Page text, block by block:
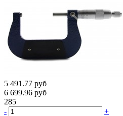
5 491.77 руб
6 699.96 руб
285
-
+